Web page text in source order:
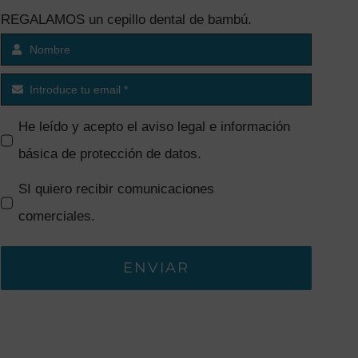
REGALAMOS un cepillo dental de bambú.
He leído y acepto el aviso legal e información
básica de protección de datos.
SI quiero recibir comunicaciones
comerciales.
ENVIAR